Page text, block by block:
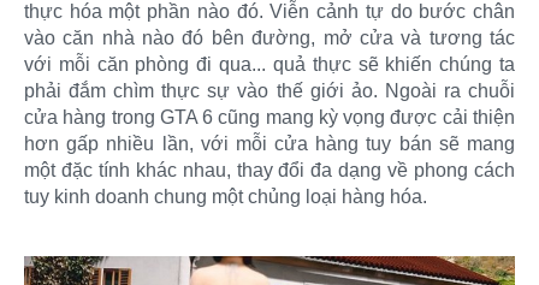
thực hóa một phần nào đó. Viễn cảnh tự do bước chân
vào căn nhà nào đó bên đường, mở cửa và tương tác
với mỗi căn phòng đi qua... quả thực sẽ khiến chúng ta
phải đắm chìm thực sự vào thế giới ảo. Ngoài ra chuỗi
cửa hàng trong GTA 6 cũng mang kỳ vọng được cải thiện
hơn gấp nhiều lần, với mỗi cửa hàng tuy bán sẽ mang
một đặc tính khác nhau, thay đổi đa dạng về phong cách
tuy kinh doanh chung một chủng loại hàng hóa.